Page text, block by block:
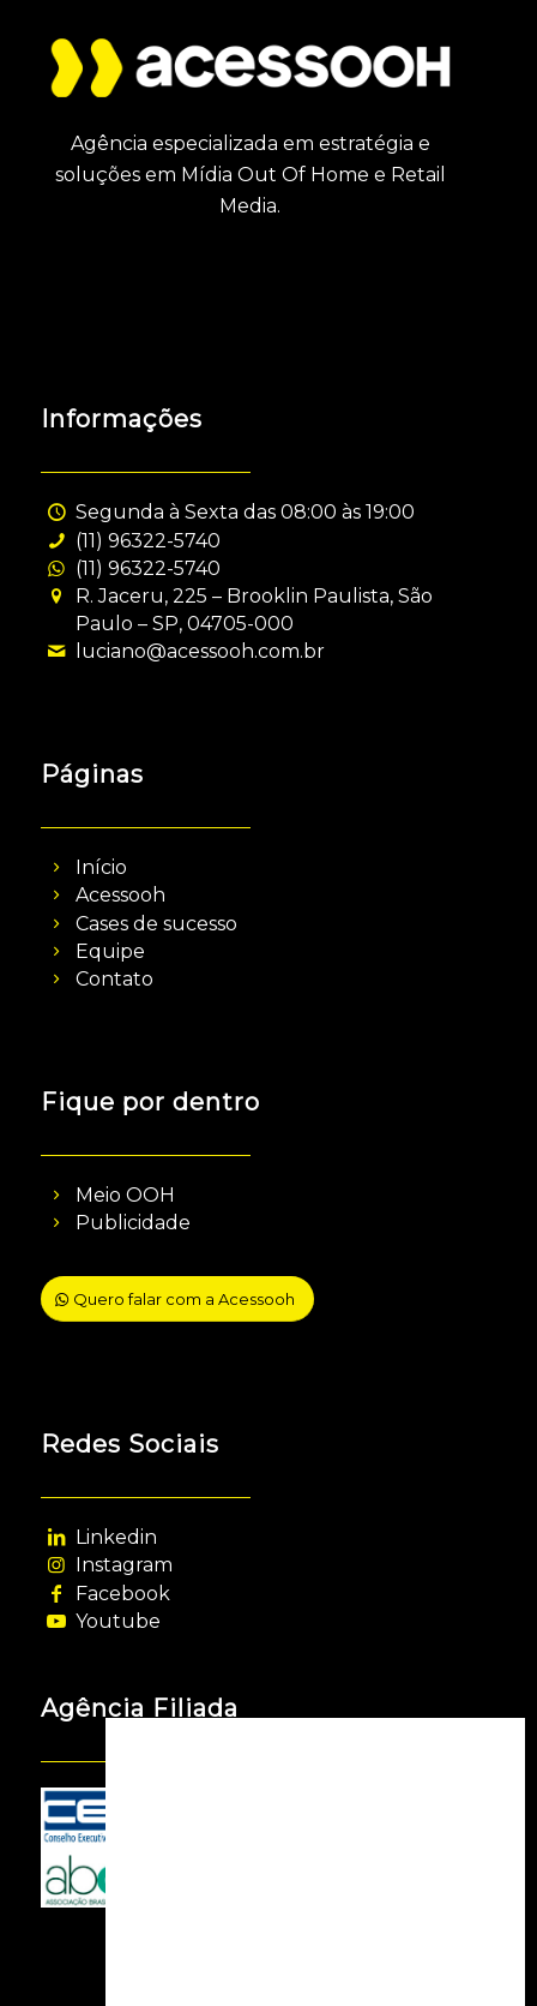
Agência especializada em estratégia e
soluções em Mídia Out Of Home e Retail
Media.
Informações
Segunda à Sexta das 08:00 às 19:00
(11) 96322-5740
(11) 96322-5740
R. Jaceru, 225 – Brooklin Paulista, São
Paulo – SP, 04705-000
luciano@acessooh.com.br
Páginas
Início
Acessooh
Cases de sucesso
Equipe
Contato
Fique por dentro
Meio OOH
Publicidade
Quero falar com a Acessooh
Redes Sociais
Linkedin
Instagram
Facebook
Youtube
Agência Filiada